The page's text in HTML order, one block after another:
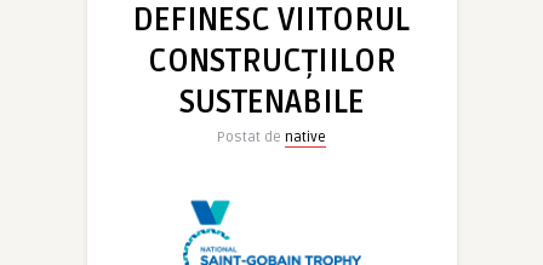
DEFINESC VIITORUL
CONSTRUCȚIILOR
SUSTENABILE
Postat de native